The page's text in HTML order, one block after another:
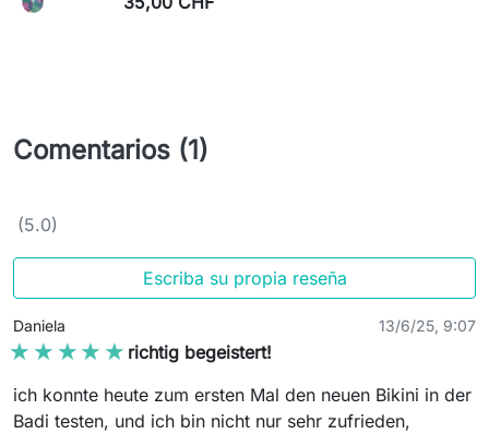
Comentarios (1)
(5.0)
Escriba su propia reseña
Daniela 13/6/25, 9:07
★★★★★
★★★★★ richtig begeistert!
ich konnte heute zum ersten Mal den neuen Bikini in der
Badi testen, und ich bin nicht nur sehr zufrieden,